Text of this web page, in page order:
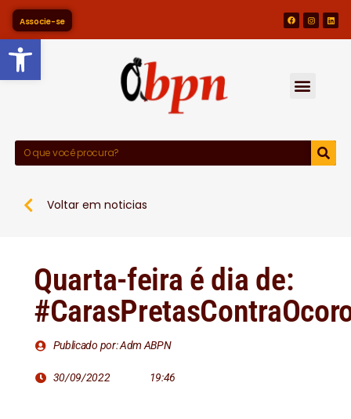
Barra de Ferramentas
Associe-se
Voltar em noticias
Quarta-feira é dia de:
Publicado por: Adm ABPN
30/09/2022 19:46